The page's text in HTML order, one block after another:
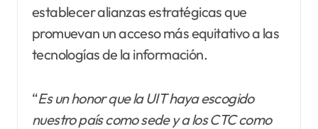
establecer alianzas estratégicas que
promuevan un acceso más equitativo a las
tecnologías de la información.
“Es un honor que la UIT haya escogido
nuestro país como sede y a los CTC como